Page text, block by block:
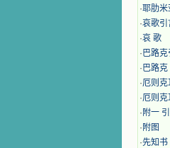
·耶肋米
·哀歌引
·哀 歌
·巴路克
·巴路克
·厄则克
·厄则克
· 附一
· 附图
·先知书